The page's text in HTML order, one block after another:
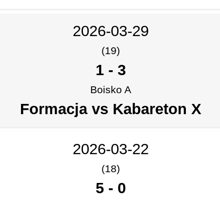
2026-03-29
(19)
1 - 3
Boisko A
Formacja vs Kabareton X
2026-03-22
(18)
5 - 0